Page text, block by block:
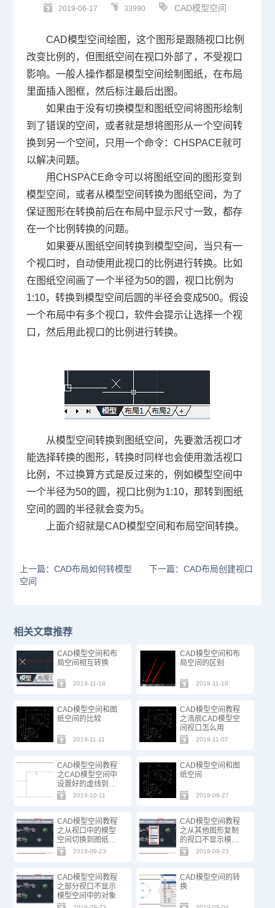
2019-06-17 33990 CAD模型空间
CAD模型空间绘图，这个图形是跟随视口比例
改变比例的，但图纸空间在视口外部了，不受视口
影响。一般人操作都是模型空间绘制图纸，在布局
里面插入图框，然后标注最后出图。
如果由于没有切换模型和图纸空间将图形绘制
到了错误的空间，或者就是想将图形从一个空间转
换到另一个空间，只用一个命令： CHSPACE就可
以解决问题。
用CHSPACE命令可以将图纸空间的图形变到
模型空间，或者从模型空间转换为图纸空间，为了
保证图形在转换前后在布局中显示尺寸一致，都存
在一个比例转换的问题。
如果要从图纸空间转换到模型空间，当只有一
个视口时，自动使用此视口的比例进行转换。比如
在图纸空间画了一个半径为50的圆，视口比例为
1:10，转换到模型空间后圆的半径会变成500。假设
一个布局中有多个视口，软件会提示让选择一个视
口，然后用此视口的比例进行转换。
从模型空间转换到图纸空间，先要激活视口才
能选择转换的图形，转换时同样也会使用激活视口
比例，不过换算方式是反过来的，例如模型空间中
一个半径为50的圆，视口比例为1:10，那转到图纸
空间的圆的半径就会变为5。
上面介绍就是CAD模型空间和布局空间转换。
上一篇：CAD布局如何转模型
空间
下一篇：CAD布局创建视口
相关文章推荐
CAD模型空间和布
局空间相互转换
2019-11-18
CAD模型空间和布
局空间的区别
2019-11-18
CAD模型空间和图
纸空间的比较
2019-11-11
CAD模型空间教程
之浩辰CAD模型空
间视口怎么用
2019-11-07
CAD模型空间教程
之CAD模型空间中
设置好的虚线到布
局中却显示为实线
2019-10-11
CAD模型空间和图
纸空间
2019-09-27
CAD模型空间教程
之从视口中的模型
空间切换到图纸空
间
2019-09-23
CAD模型空间教程
之从其他图形复制
的视口不显示模型
空间
2019-09-23
CAD模型空间教程
之部分视口不显示
模型空间中的对象
CAD模型空间的转
换